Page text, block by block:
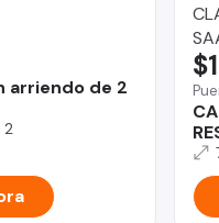
arriendo de 2
2